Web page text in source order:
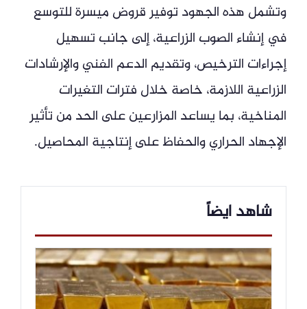
وتشمل هذه الجهود توفير قروض ميسرة للتوسع
في إنشاء الصوب الزراعية، إلى جانب تسهيل
إجراءات الترخيص، وتقديم الدعم الفني والإرشادات
الزراعية اللازمة، خاصة خلال فترات التغيرات
المناخية، بما يساعد المزارعين على الحد من تأثير
الإجهاد الحراري والحفاظ على إنتاجية المحاصيل.
شاهد ايضاً